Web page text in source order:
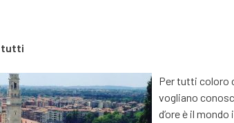
tutti
Per tutti coloro
vogliano
d’ore è il